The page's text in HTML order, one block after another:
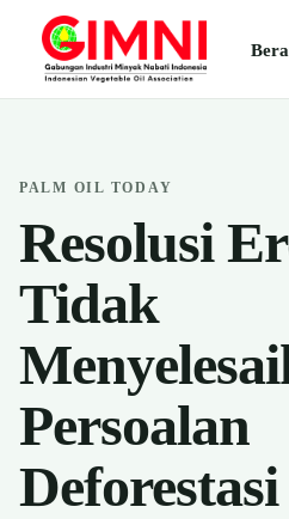
PALM OIL TODAY
Resolusi
Tidak
Persoalan
Deforestasi